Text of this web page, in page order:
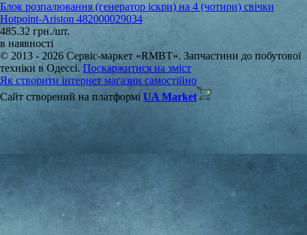
Блок розпалювання (генератор іскри) на 4 (чотири) свічки
Hotpoint-Ariston 482000029034
485.32 грн./шт.
в наявності
© 2013 - 2026 Сервіс-маркет «RMBT». Запчастини до побутової
техніки в Одессі. Поскаржитися на зміст
Як створити інтернет магазин самостійно
Сайт створений на платформі UA Market